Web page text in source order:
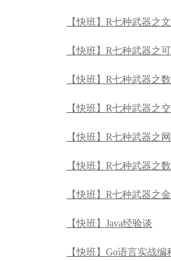
【快班】R七种武器之
【快班】R七种武器之
【快班】R七种武器之
【快班】R七种武器之
【快班】R七种武器之
【快班】R七种武器之
【快班】R七种武器之
【快班】Java经验谈
【快班】Go语言实战编